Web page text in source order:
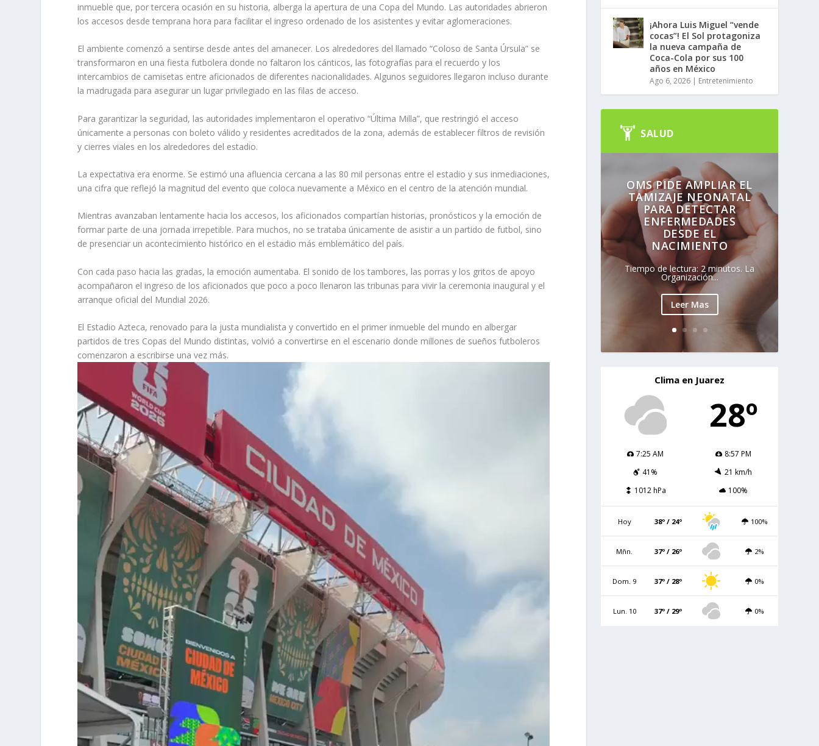
inmueble que, por tercera ocasión en su historia, alberga la apertura de una Copa del Mundo. Las autoridades abrieron
los accesos desde temprana hora para facilitar el ingreso ordenado de los asistentes y evitar aglomeraciones.
El ambiente comenzó a sentirse desde antes del amanecer. Los alrededores del llamado “Coloso de Santa Úrsula” se
transformaron en una fiesta futbolera donde no faltaron los cánticos, las fotografías para el recuerdo y los
intercambios de camisetas entre aficionados de diferentes nacionalidades. Algunos seguidores llegaron incluso durante
la madrugada para asegurar un lugar privilegiado en las filas de acceso.
Para garantizar la seguridad, las autoridades implementaron el operativo “Última Milla”, que restringió el acceso
únicamente a personas con boleto válido y residentes acreditados de la zona, además de establecer filtros de revisión
y cierres viales en los alrededores del estadio.
La expectativa era enorme. Se estimó una afluencia cercana a las 80 mil personas entre el estadio y sus inmediaciones,
una cifra que reflejó la magnitud del evento que coloca nuevamente a México en el centro de la atención mundial.
Mientras avanzaban lentamente hacia los accesos, los aficionados compartían historias, pronósticos y la emoción de
formar parte de una jornada irrepetible. Para muchos, no se trataba únicamente de asistir a un partido de futbol, sino
de presenciar un acontecimiento histórico en el estadio más emblemático del país.
Con cada paso hacia las gradas, la emoción aumentaba. El sonido de los tambores, las porras y los gritos de apoyo
acompañaron el ingreso de los aficionados que poco a poco llenaron las tribunas para vivir la ceremonia inaugural y el
arranque oficial del Mundial 2026.
El Estadio Azteca, renovado para la justa mundialista y convertido en el primer inmueble del mundo en albergar
partidos de tres Copas del Mundo distintas, volvió a convertirse en el escenario donde millones de sueños futboleros
comenzaron a escribirse una vez más.
¡Ahora Luis Miguel “vende
cocas”! El Sol protagoniza
la nueva campaña de
Coca-Cola por sus 100
años en México
Ago 6, 2026 | Entretenimiento
SALUD
OMS PIDE AMPLIAR EL
TAMIZAJE NEONATAL
PARA DETECTAR
ENFERMEDADES
DESDE EL
NACIMIENTO
Tiempo de lectura: 2 minutos. La
Organización...
Leer Mas
Clima en Juarez
28º
7:25 AM
8:57 PM
41%
21 km/h
1012 hPa
100%
Hoy 38º / 24º 100%
Mñn. 37º / 26º 2%
Dom. 9 37º / 28º 0%
Lun. 10 37º / 29º 0%